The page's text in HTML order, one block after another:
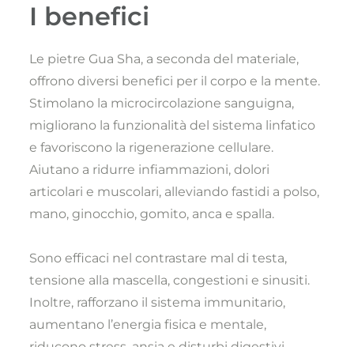
I benefici
Le pietre Gua Sha, a seconda del materiale,
offrono diversi benefici per il corpo e la mente.
Stimolano la microcircolazione sanguigna,
migliorano la funzionalità del sistema linfatico
e favoriscono la rigenerazione cellulare.
Aiutano a ridurre infiammazioni, dolori
articolari e muscolari, alleviando fastidi a polso,
mano, ginocchio, gomito, anca e spalla.
Sono efficaci nel contrastare mal di testa,
tensione alla mascella, congestioni e sinusiti.
Inoltre, rafforzano il sistema immunitario,
aumentano l’energia fisica e mentale,